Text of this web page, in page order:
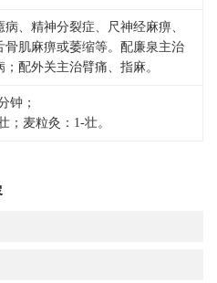
、精神分裂症、尺神经麻痹、
骨肌麻痹或萎缩等。配廉泉主治
配外关主治臂痛、指麻。
钟；
；麦粒灸：1-壮。